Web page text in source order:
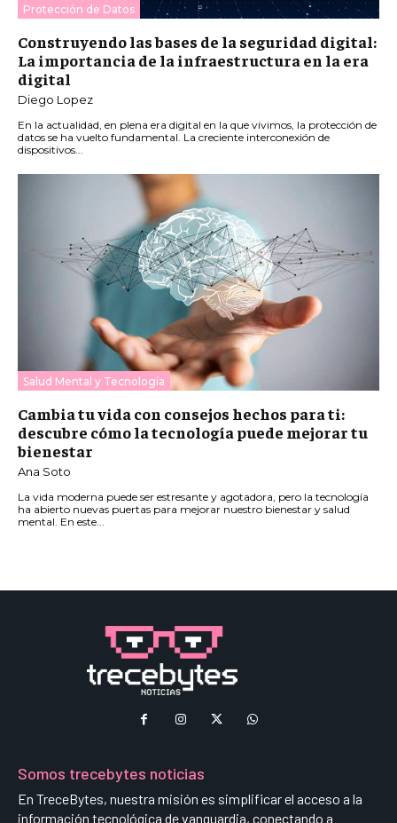
Protección de Datos
Construyendo las bases de la seguridad digital:
La importancia de la infraestructura en la era
digital
Diego Lopez
En la actualidad, en plena era digital en la que vivimos, la protección de
datos se ha vuelto fundamental. La creciente interconexión de
dispositivos...
Salud Mental y Tecnología
Cambia tu vida con consejos hechos para ti:
descubre cómo la tecnología puede mejorar tu
bienestar
Ana Soto
La vida moderna puede ser estresante y agotadora, pero la tecnología
ha abierto nuevas puertas para mejorar nuestro bienestar y salud
mental. En este...
Somos trecebytes noticias
En TreceBytes, nuestra misión es simplificar el acceso a la
información tecnológica de vanguardia, conectando a